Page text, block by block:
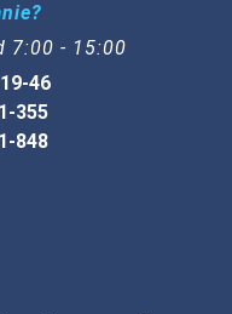
7:00 - 15:00
46
355
848